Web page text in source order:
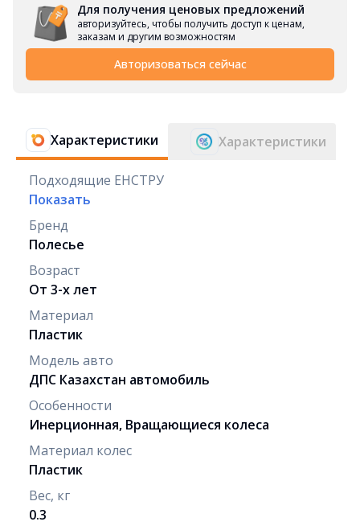
Для получения ценовых предложений
авторизуйтесь, чтобы получить доступ к ценам,
заказам и другим возможностям
Авторизоваться сейчас
Характеристики Характеристики
Подходящие ЕНСТРУ
Показать
Бренд
Полесье
Возраст
От 3-х лет
Материал
Пластик
Модель авто
ДПС Казахстан автомобиль
Особенности
Инерционная, Вращающиеся колеса
Материал колес
Пластик
Вес, кг
0.3